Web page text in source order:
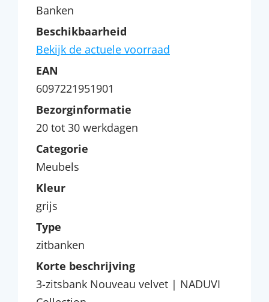
Banken
Beschikbaarheid
Bekijk de actuele voorraad
EAN
6097221951901
Bezorginformatie
20 tot 30 werkdagen
Categorie
Meubels
Kleur
grijs
Type
zitbanken
Korte beschrijving
3-zitsbank Nouveau velvet | NADUVI